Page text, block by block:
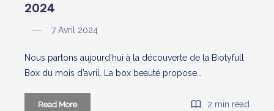
2024
7 Avril 2024
Nous partons aujourd’hui à la découverte de la Biotyfull
Box du mois d’avril. La box beauté propose…
Read MoreBiotyfull
2 min read